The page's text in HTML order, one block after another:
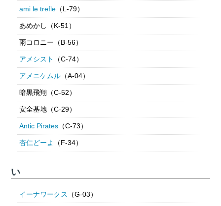
ami le trefle（L-79）
あめかし（K-51）
雨コロニー（B-56）
アメシスト （C-74）
アメニケムル（A-04）
暗黒飛翔（C-52）
安全基地（C-29）
Antic Pirates（C-73）
杏仁どーよ （F-34）
い
イーナワークス （G-03）